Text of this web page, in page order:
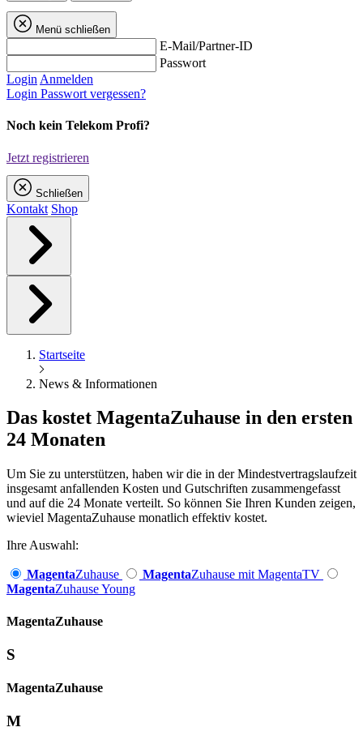
Menü schließen
E-Mail/Partner-ID
Passwort
Login Anmelden
Login Passwort vergessen?
Noch kein Telekom Profi?
Jetzt registrieren
Schließen
Kontakt Shop
Startseite
News & Informationen
Das kostet MagentaZuhause in den ersten
24 Monaten
Um Sie zu unterstützen, haben wir die in der Mindestvertragslaufzeit
insgesamt anfallenden Kosten und Gutschriften zusammengefasst
und auf die 24 Monate verteilt. So können Sie Ihren Kunden zeigen,
wieviel MagentaZuhause monatlich effektiv kostet.
Ihre Auswahl:
MagentaZuhause MagentaZuhause mit MagentaTV
MagentaZuhause Young
Magenta­Zuhause
S
Magenta­Zuhause
M